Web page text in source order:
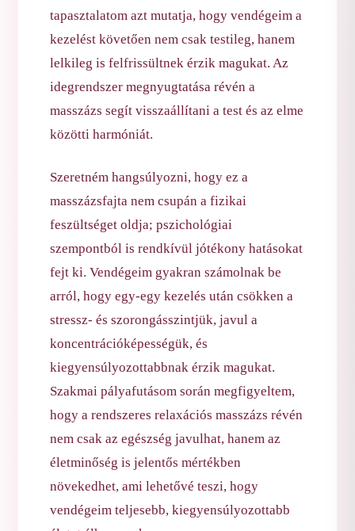
tapasztalatom azt mutatja, hogy vendégeim a
kezelést követően nem csak testileg, hanem
lelkileg is felfrissültnek érzik magukat. Az
idegrendszer megnyugtatása révén a
masszázs segít visszaállítani a test és az elme
közötti harmóniát.
Szeretném hangsúlyozni, hogy ez a
masszázsfajta nem csupán a fizikai
feszültséget oldja; pszichológiai
szempontból is rendkívül jótékony hatásokat
fejt ki. Vendégeim gyakran számolnak be
arról, hogy egy-egy kezelés után csökken a
stressz- és szorongásszintjük, javul a
koncentrációképességük, és
kiegyensúlyozottabbnak érzik magukat.
Szakmai pályafutásom során megfigyeltem,
hogy a rendszeres relaxációs masszázs révén
nem csak az egészség javulhat, hanem az
életminőség is jelentős mértékben
növekedhet, ami lehetővé teszi, hogy
vendégeim teljesebb, kiegyensúlyozottabb